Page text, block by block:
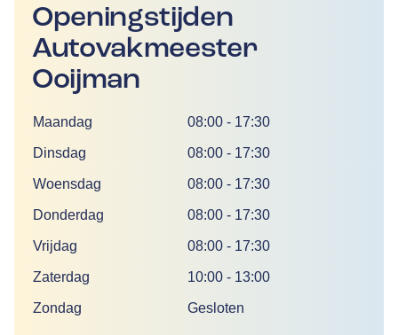
Openingstijden
Autovakmeester
Ooijman
DagTijd
Maandag 08:00 - 17:30
Dinsdag 08:00 - 17:30
Woensdag 08:00 - 17:30
Donderdag 08:00 - 17:30
Vrijdag 08:00 - 17:30
Zaterdag 10:00 - 13:00
Zondag Gesloten